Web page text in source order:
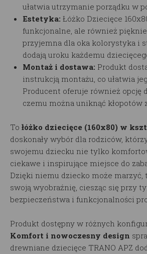
ułatwia utrzymanie porządku w
Estetyka: Łóżko Dziecięce
funkcjonalne, ale również
przyjemna dla oka kolorystyka i
dodają uroku każdemu
Montaż i dostawa: Produkt
instrukcją montażu, co ułatwia
Producent oferuje również opcję
czemu można uniknąć kłopotów
To łóżko dziecięce (160x80) w
doskonały wybór dla rodziców,
swojemu dziecku nie tylko
ciekawe i inspirujące miejsce do
Dzięki niemu dziecko może marzyć,
swoją wyobraźnię, ciesząc się przy
bezpieczeństwa i funkcjonalności
Produkt dostępny w różnych
Komfort i nowoczesny design
drewniane dziecięce TRANO APZ